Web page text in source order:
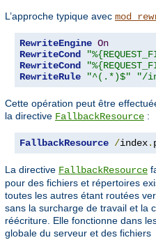
L’approche typique avec
RewriteEngine On
RewriteCond
RewriteCond
RewriteRule
"^(.*)$" "/
Cette opération peut être
la directive FallbackResource :
FallbackResource /index.
La directive FallbackResource
pour des fichiers et répertoires
toutes les autres étant routées
sans la surcharge de travail et la
réécriture. Elle fonctionne dans
globale du serveur et des fichiers